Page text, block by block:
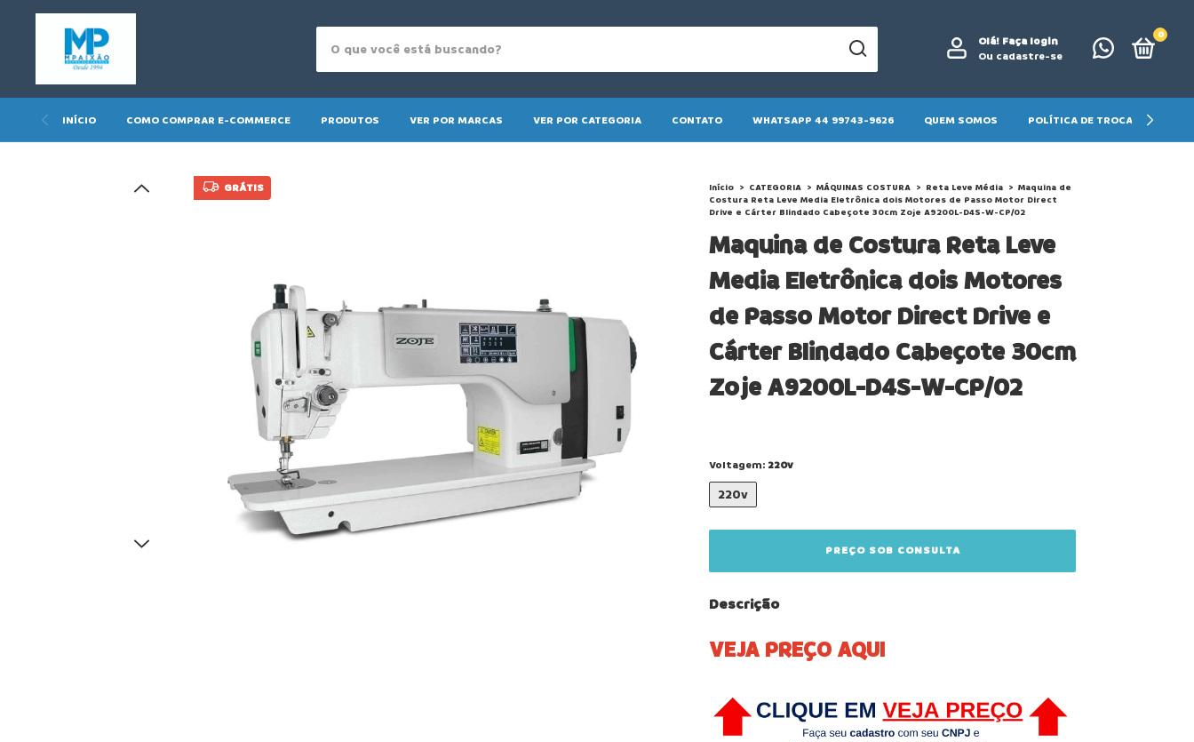
Olá! Faça login
Ou cadastre-se
0
INÍCIO COMO COMPRAR E-COMMERCE PRODUTOS VER POR MARCAS VER POR CATEGORIA CONTATO WHATSAPP 44 99743-9626 QUEM SOMOS POLÍTICA DE TROCA E
GRÁTIS Início > CATEGORIA > MÁQUINAS COSTURA > Reta Leve Média > Maquina de
Costura Reta Leve Media Eletrônica dois Motores de Passo Motor Direct
Drive e Cárter Blindado Cabeçote 30cm Zoje A9200L-D4S-W-CP/02
Maquina de Costura Reta Leve
Media Eletrônica dois Motores
de Passo Motor Direct Drive e
Cárter Blindado Cabeçote 30cm
Zoje A9200L-D4S-W-CP/02
Voltagem: 220v
220v
Descrição
VEJA PREÇO AQUI